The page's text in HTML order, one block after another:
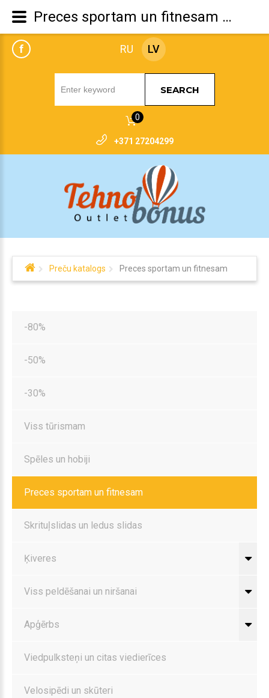
RU LV
f
SEARCH
0
+371 27204299
Preču katalogs Preces sportam un fitnesam
-80%
-50%
-30%
Viss tūrismam
Spēles un hobiji
Preces sportam un fitnesam
Skrituļslidas un ledus slidas
Ķiveres
Viss peldēšanai un niršanai
Apģērbs
Viedpulksteņi un citas viedierīces
Velosipēdi un skūteri
Preces sportam un fitnesam 404 kļūda: meklētā prece neeksistē.